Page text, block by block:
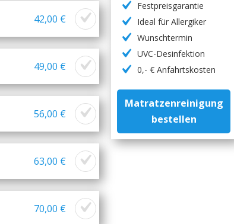
42,00 €
49,00 €
56,00 €
63,00 €
70,00 €
Festpreisgarantie
Ideal für Allergiker
Wunschtermin
UVC-Desinfektion
0,- € Anfahrtskosten
Matratzenreinigung
bestellen